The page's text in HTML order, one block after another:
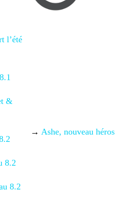
l’été
&
8.2
8.2
→ Ashe, nouveau héros